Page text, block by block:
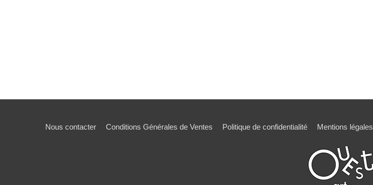
Nous contacter Conditions Générales de Ventes Politique de confidentialité Mentions légales